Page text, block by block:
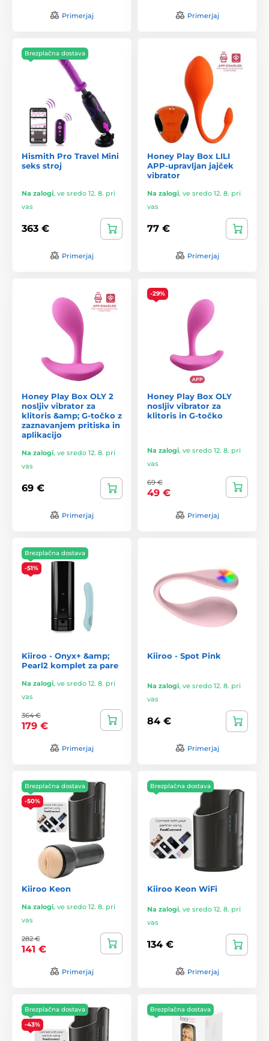
Primerjaj Primerjaj
Brezplačna dostava
Hismith Pro Travel Mini
seks stroj
Na zalogi, ve sredo 12. 8. pri
vas
363 €
Primerjaj
Honey Play Box LILI
APP-upravljan jajček
vibrator
Na zalogi, ve sredo 12. 8. pri
vas
77 €
Primerjaj
Honey Play Box OLY 2
nosljiv vibrator za
klitoris &amp; G-točko z
zaznavanjem pritiska in
aplikacijo
Na zalogi, ve sredo 12. 8. pri
vas
69 €
Primerjaj
-29%
Honey Play Box OLY
nosljiv vibrator za
klitoris in G‑točko
Na zalogi, ve sredo 12. 8. pri
vas
69 €
49 €
Primerjaj
Brezplačna dostava
-51%
Kiiroo - Onyx+ &amp;
Pearl2 komplet za pare
Na zalogi, ve sredo 12. 8. pri
vas
364 €
179 €
Primerjaj
Kiiroo - Spot Pink
Na zalogi, ve sredo 12. 8. pri
vas
84 €
Primerjaj
Brezplačna dostava
-50%
Kiiroo Keon
Na zalogi, ve sredo 12. 8. pri
vas
282 €
141 €
Primerjaj
Brezplačna dostava
Kiiroo Keon WiFi
Na zalogi, ve sredo 12. 8. pri
vas
134 €
Primerjaj
Brezplačna dostava
-43%
Brezplačna dostava